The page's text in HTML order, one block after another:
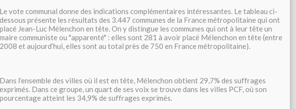
Le vote communal donne des indications complémentaires intéressantes. Le tableau ci-
dessous présente les résultats des 3.447 communes de la France métropolitaine qui ont
placé Jean-Luc Mélenchon en tête. On y distingue les communes qui ont à leur tête un
maire communiste ou "apparenté" : elles sont 281 à avoir placé Mélenchon en tête (entre
2008 et aujourd’hui, elles sont au total près de 750 en France métropolitaine).
Dans l’ensemble des villes où il est en tête, Mélenchon obtient 29,7% des suffrages
exprimés. Dans ce groupe, un quart de ses voix se trouve dans les villes PCF, où son
pourcentage atteint les 34,9% de suffrages exprimés.